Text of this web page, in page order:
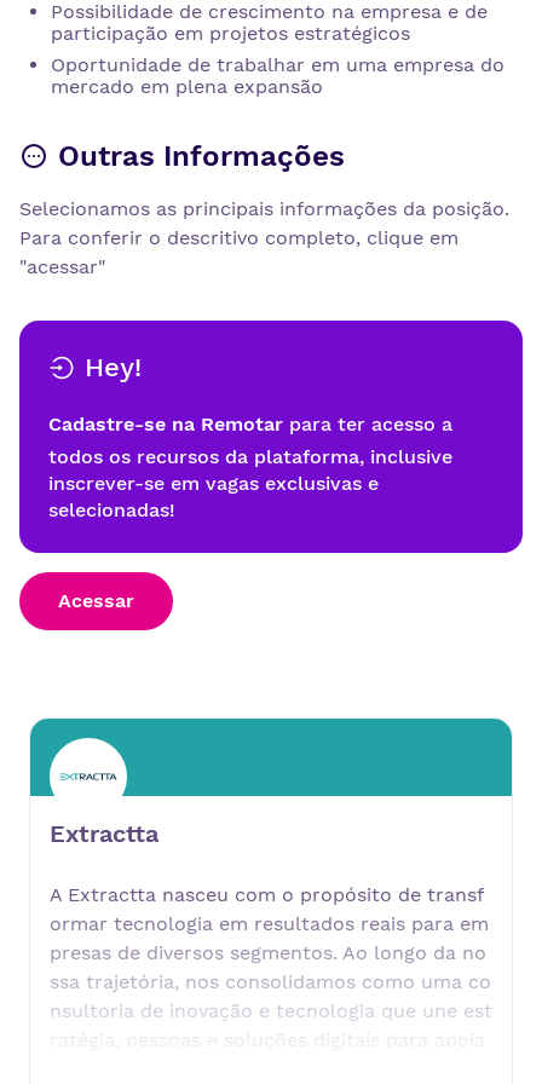
Possibilidade de crescimento na empresa e de
participação em projetos estratégicos
Oportunidade de trabalhar em uma empresa do
mercado em plena expansão
Outras Informações
Selecionamos as principais informações da posição.
Para conferir o descritivo completo, clique em
"acessar"
Hey!
Cadastre-se na Remotar para ter acesso a
todos os recursos da plataforma, inclusive
inscrever-se em vagas exclusivas e
selecionadas!
Acessar
Extractta
A Extractta nasceu com o propósito de transf
ormar tecnologia em resultados reais para em
presas de diversos segmentos. Ao longo da no
ssa trajetória, nos consolidamos como uma co
nsultoria de inovação e tecnologia que une est
ratégia, pessoas e soluções digitais para apoia